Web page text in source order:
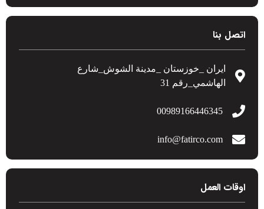
اتصل بنا
ایران _خوزستان _مدينة الشوش_شارع
الهاشمي_رقم 31
00989166446345
info@fatirco.com
اوقات العمل